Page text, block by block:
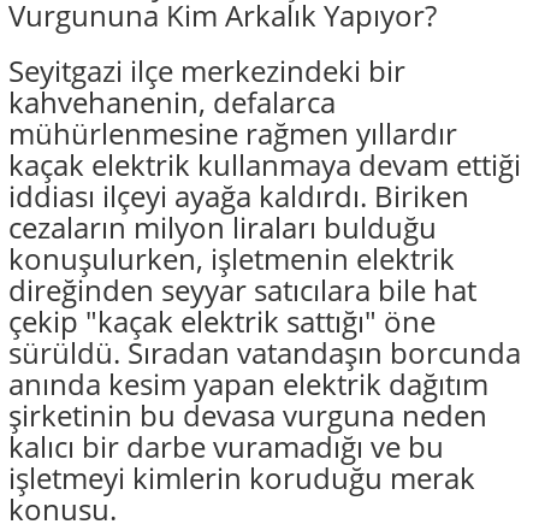
Vurgununa Kim Arkalık Yapıyor?
Seyitgazi ilçe merkezindeki bir
kahvehanenin, defalarca
mühürlenmesine rağmen yıllardır
kaçak elektrik kullanmaya devam ettiği
iddiası ilçeyi ayağa kaldırdı. Biriken
cezaların milyon liraları bulduğu
konuşulurken, işletmenin elektrik
direğinden seyyar satıcılara bile hat
çekip "kaçak elektrik sattığı" öne
sürüldü. Sıradan vatandaşın borcunda
anında kesim yapan elektrik dağıtım
şirketinin bu devasa vurguna neden
kalıcı bir darbe vuramadığı ve bu
işletmeyi kimlerin koruduğu merak
konusu.